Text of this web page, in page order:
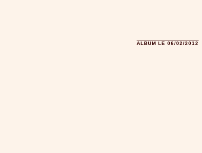
ALBUM LE 06/02/2012